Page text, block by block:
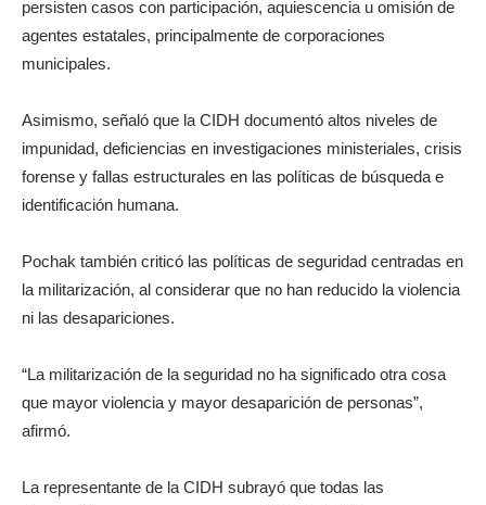
persisten casos con participación, aquiescencia u omisión de
agentes estatales, principalmente de corporaciones
municipales.
Asimismo, señaló que la CIDH documentó altos niveles de
impunidad, deficiencias en investigaciones ministeriales, crisis
forense y fallas estructurales en las políticas de búsqueda e
identificación humana.
Pochak también criticó las políticas de seguridad centradas en
la militarización, al considerar que no han reducido la violencia
ni las desapariciones.
“La militarización de la seguridad no ha significado otra cosa
que mayor violencia y mayor desaparición de personas”,
afirmó.
La representante de la CIDH subrayó que todas las